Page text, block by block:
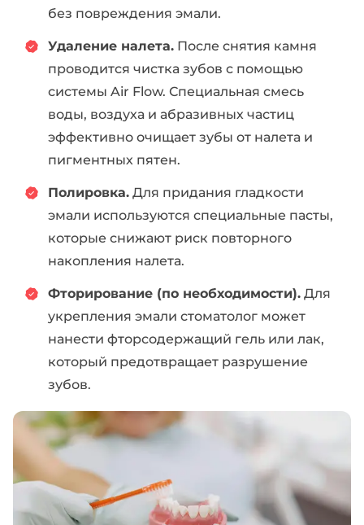
без повреждения эмали.
Удаление налета. После снятия камня
проводится чистка зубов с помощью
системы Air Flow. Специальная смесь
воды, воздуха и абразивных частиц
эффективно очищает зубы от налета и
пигментных пятен.
Полировка. Для придания гладкости
эмали используются специальные пасты,
которые снижают риск повторного
накопления налета.
Фторирование (по необходимости). Для
укрепления эмали стоматолог может
нанести фторсодержащий гель или лак,
который предотвращает разрушение
зубов.